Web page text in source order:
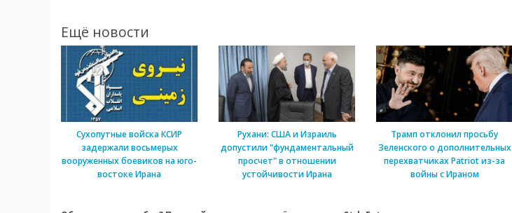
Ещё новости
Сухопутные войска КСИР
задержали восьмерых
вооруженных боевиков на юго-
востоке Ирана
Рухани: США и Израиль
допустили "фундаментальный
просчет" в отношении
устойчивости Ирана
Трамп отклонил просьбу
Зеленского о дополнительных
перехватчиках Patriot из-за
войны с Ираном